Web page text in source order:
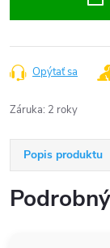
Opýtať sa
Záruka: 2 roky
Popis produktu